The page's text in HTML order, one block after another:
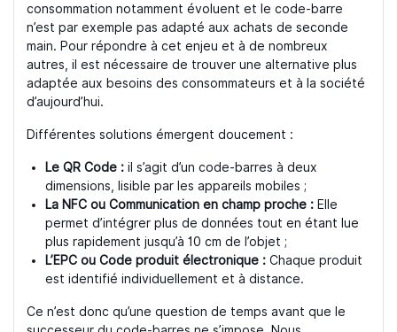
consommation notamment évoluent et le code-barre
n’est par exemple pas adapté aux achats de seconde
main. Pour répondre à cet enjeu et à de nombreux
autres, il est nécessaire de trouver une alternative plus
adaptée aux besoins des consommateurs et à la société
d’aujourd’hui.
Différentes solutions émergent doucement :
Le QR Code : il s’agit d’un code-barres à deux
dimensions, lisible par les appareils mobiles ;
La NFC ou Communication en champ proche : Elle
permet d’intégrer plus de données tout en étant lue
plus rapidement jusqu’à 10 cm de l’objet ;
L’EPC ou Code produit électronique : Chaque produit
est identifié individuellement et à distance.
Ce n’est donc qu’une question de temps avant que le